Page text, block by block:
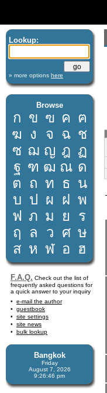
Lookup:
» more options here
Browse
ก ข ฃ ค ฅ
ฆ ง จ ฉ ช
ซ ฌ ญ ฎ ฏ
ฐ ฑ ฒ ณ ด
ต ถ ท ธ น
บ ป ผ ฝ พ
ฟ ภ ม ย
ร
ฤ
ล ว ศ ษ
ส ห ฬ อ ฮ
F.A.Q. Check out the list of
frequently asked questions for
a quick answer to your inquiry
e-mail the author
guestbook
site settings
site news
bulk lookup
Bangkok
Friday
August 7, 2026
9:26:46 pm